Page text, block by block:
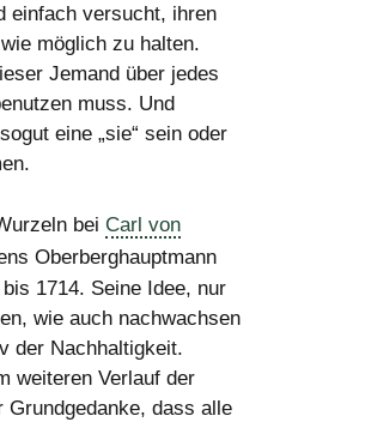
einfach versucht, ihren
möglich zu halten.
Jemand über jedes
muss. Und
eine „sie“ sein oder
bei Carl von
Oberberghauptmann
1714. Seine Idee, nur
wie auch nachwachsen
der Nachhaltigkeit.
weiteren Verlauf der
Grundgedanke, dass alle